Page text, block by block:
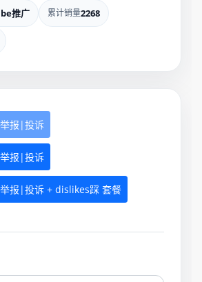
推广 累计销量2268
报|投诉
报|投诉
报|投诉 + dislikes踩 套餐